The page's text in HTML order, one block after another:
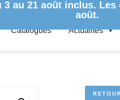
au 21 août inclus.
août.
Catalogues Actualités
MANUELLEMENT – POUR EASY